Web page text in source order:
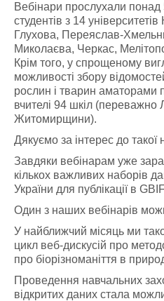
Вебінари прослухали понад
студентів з 14
Глухова, Переяслав-
Миколаєва, Черкас,
Крім того, у спрощеному
можливості збору
рослин і тварин аматорами
вчителі 94 шкіл (переважно
Житомирщини).
Дякуємо за інтерес до такої
Завдяки вебінарам уже
кількох важливих наборів
України для публікації в
Один з наших вебінарів
У найближчий місяць ми
цикл веб-дискусій про
про біорізноманіття в
Проведення навчальних
відкритих даних стала